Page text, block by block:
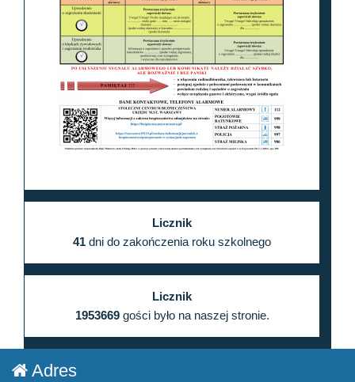
Licznik
41 dni do zakończenia roku szkolnego
Licznik
1953669gości było na naszej stronie.
Adres